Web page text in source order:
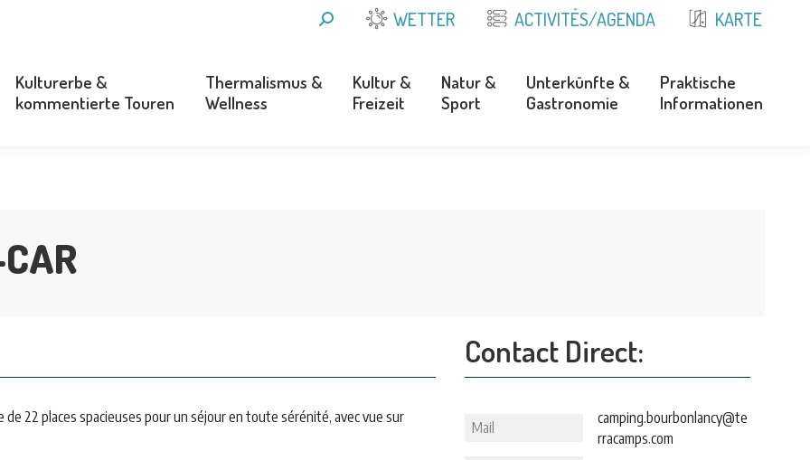
SEARCH: WETTER ACTIVITÉS/AGENDA KARTE
Kulturerbe &
kommentierte Touren
Thermalismus &
Wellness
Kultur &
Freizeit
Natur &
Sport
Unterkünfte &
Gastronomie
Praktische
Informationen
22 places spacieuses pour un séjour en toute sérénité, avec vue sur
Contact Direct:
Mail
camping.bourbonlancy@te
rracamps.com
Thermalismus &
Kultur &
Natur &
Unterkünfte &
Praktische